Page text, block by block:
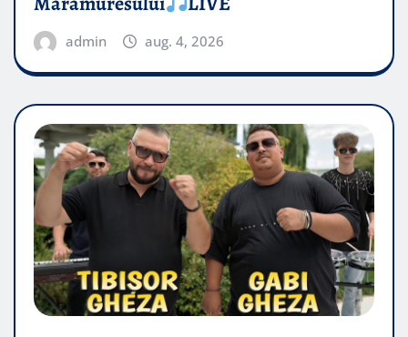
admin aug. 4, 2026